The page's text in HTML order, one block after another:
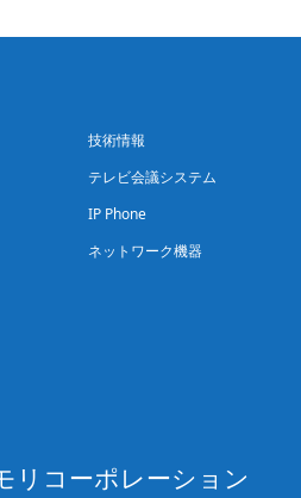
技術情報
テレビ会議システム
IP Phone
ネットワーク機器
リコーポレーション